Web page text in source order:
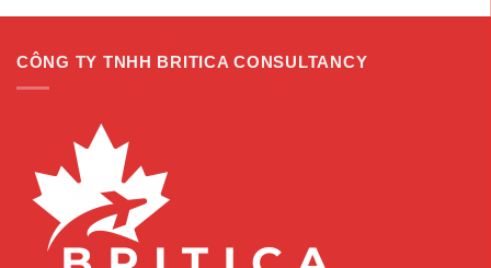
CÔNG TY TNHH BRITICA CONSULTANCY